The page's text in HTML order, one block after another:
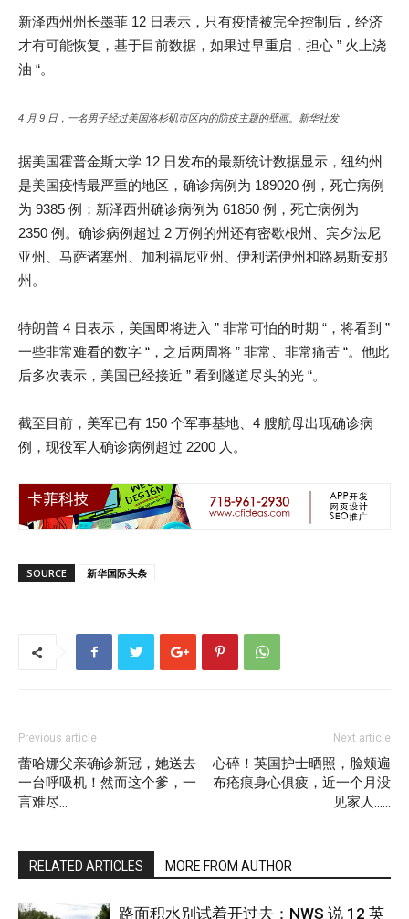
新泽西州州长墨菲 12 日表示，只有疫情被完全控制后，经济
才有可能恢复，基于目前数据，如果过早重启，担心 ” 火上浇
油 “。
4 月 9 日，一名男子经过美国洛杉矶市区内的防疫主题的壁画。新华社发
据美国霍普金斯大学 12 日发布的最新统计数据显示，纽约州
是美国疫情最严重的地区，确诊病例为 189020 例，死亡病例
为 9385 例；新泽西州确诊病例为 61850 例，死亡病例为
2350 例。确诊病例超过 2 万例的州还有密歇根州、宾夕法尼
亚州、马萨诸塞州、加利福尼亚州、伊利诺伊州和路易斯安那
州。
特朗普 4 日表示，美国即将进入 ” 非常可怕的时期 “，将看到 ”
一些非常难看的数字 “，之后两周将 ” 非常、非常痛苦 “。他此
后多次表示，美国已经接近 ” 看到隧道尽头的光 “。
截至目前，美军已有 150 个军事基地、4 艘航母出现确诊病
例，现役军人确诊病例超过 2200 人。
SOURCE 新华国际头条
Previous article
蕾哈娜父亲确诊新冠，她送去
一台呼吸机！然而这个爹，一
言难尽…
Next article
心碎！英国护士晒照，脸颊遍
布疮痕身心俱疲，近一个月没
见家人……
RELATED ARTICLES MORE FROM AUTHOR
路面积水别试着开过去：NWS 说 12 英